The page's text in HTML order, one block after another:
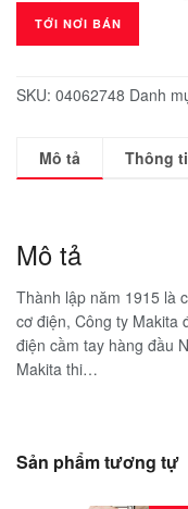
TỚI NƠI BÁN
SKU: 04062748 Danh
Mô tả Thông
Mô tả
Thành lập năm 1915 là
cơ điện, Công ty Makita
điện cầm tay hàng đầu
Makita thi…
Sản phẩm tương tự